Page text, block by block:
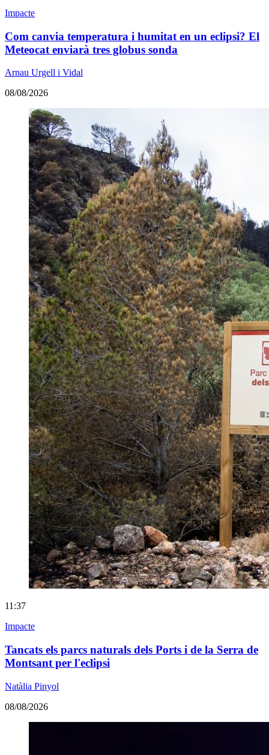
Impacte
Com canvia temperatura i humitat en un eclipsi? El
Meteocat enviarà tres globus sonda
Arnau Urgell i Vidal
08/08/2026
11:37
Impacte
Tancats els parcs naturals dels Ports i de la Serra de
Montsant per l'eclipsi
Natàlia Pinyol
08/08/2026